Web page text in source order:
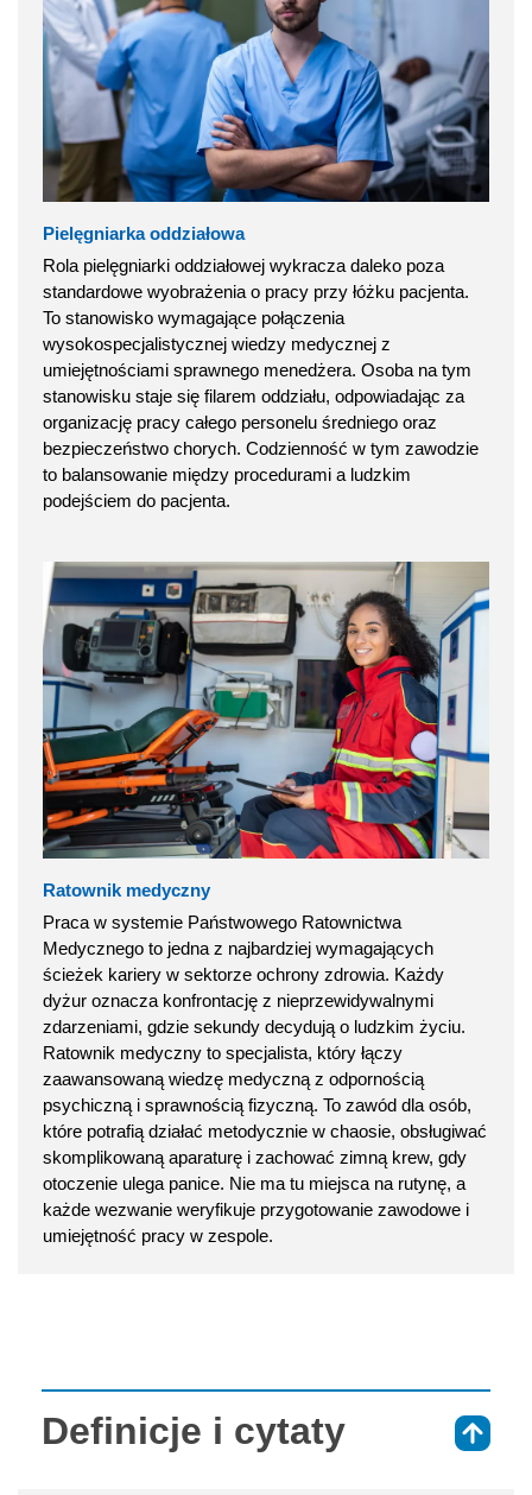
Pielęgniarka oddziałowa
Rola pielęgniarki oddziałowej wykracza daleko poza
standardowe wyobrażenia o pracy przy łóżku pacjenta.
To stanowisko wymagające połączenia
wysokospecjalistycznej wiedzy medycznej z
umiejętnościami sprawnego menedżera. Osoba na tym
stanowisku staje się filarem oddziału, odpowiadając za
organizację pracy całego personelu średniego oraz
bezpieczeństwo chorych. Codzienność w tym zawodzie
to balansowanie między procedurami a ludzkim
podejściem do pacjenta.
Ratownik medyczny
Praca w systemie Państwowego Ratownictwa
Medycznego to jedna z najbardziej wymagających
ścieżek kariery w sektorze ochrony zdrowia. Każdy
dyżur oznacza konfrontację z nieprzewidywalnymi
zdarzeniami, gdzie sekundy decydują o ludzkim życiu.
Ratownik medyczny to specjalista, który łączy
zaawansowaną wiedzę medyczną z odpornością
psychiczną i sprawnością fizyczną. To zawód dla osób,
które potrafią działać metodycznie w chaosie, obsługiwać
skomplikowaną aparaturę i zachować zimną krew, gdy
otoczenie ulega panice. Nie ma tu miejsca na rutynę, a
każde wezwanie weryfikuje przygotowanie zawodowe i
umiejętność pracy w zespole.
Definicje i cytaty